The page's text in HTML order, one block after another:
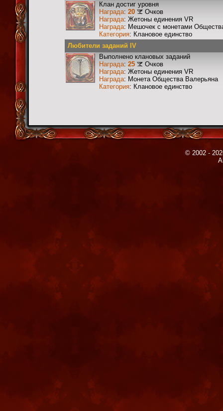
Клан достиг уровня
Награда: 20
Очков
Награда: Жетоны единения VR
Награда: Мешочек с монетами
Категория: Клановое единство
Любители заданий IV
Выполнено клановых заданий
Награда: 25
Очков
Награда: Жетоны единения VR
Награда: Монета Общества Валерьяна
Категория: Клановое единство
© 2002 -